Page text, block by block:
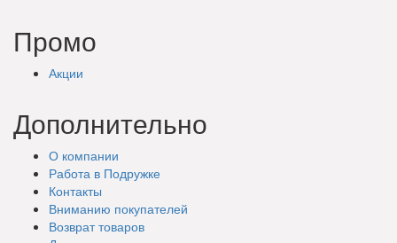
Промо
Акции
Дополнительно
О компании
Работа в Подружке
Контакты
Вниманию покупателей
Возврат товаров